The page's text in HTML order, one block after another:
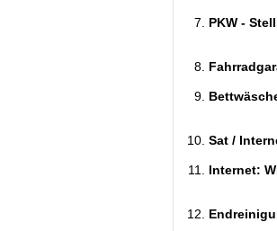
PKW -
Sat /
Internet: